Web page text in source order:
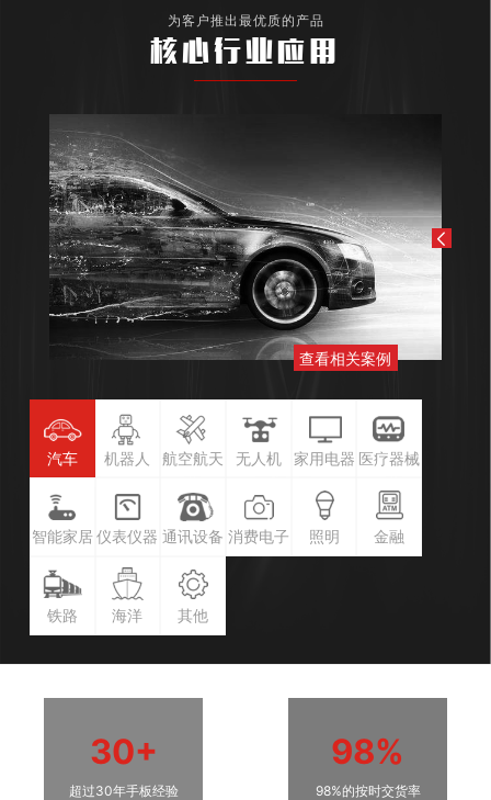
为客户推出最优质的产品
核心行业应用
查看相关案例
汽车 机器人 航空航天 无人机 家用电器 医疗器械
智能家居 仪表仪器 通讯设备 消费电子 照明 金融
铁路 海洋 其他
30+
超过30年手板经验
98%
98%的按时交货率